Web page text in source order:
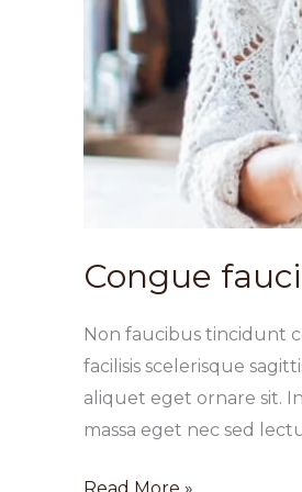
Congue
Non faucibus tincidunt
facilisis scelerisque
aliquet eget ornare sit.
massa eget nec sed
Congue